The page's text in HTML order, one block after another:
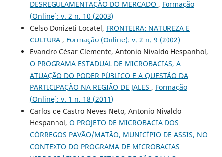
DESREGULAMENTAÇÃO DO MERCADO , Formação
(Online): v. 2 n. 10 (2003)
Celso Donizeti Locatel, FRONTEIRA: NATUREZA E
CULTURA , Formação (Online): v. 2 n. 9 (2002)
Evandro César Clemente, Antonio Nivaldo Hespanhol,
O PROGRAMA ESTADUAL DE MICROBACIAS, A
ATUAÇÃO DO PODER PÚBLICO E A QUESTÃO DA
PARTICIPAÇÃO NA REGIÃO DE JALES , Formação
(Online): v. 1 n. 18 (2011)
Carlos de Castro Neves Neto, Antonio Nivaldo
Hespanhol, O PROJETO DE MICROBACIA DOS
CÓRREGOS PAVÃO/MATÃO, MUNICÍPIO DE ASSIS, NO
CONTEXTO DO PROGRAMA DE MICROBACIAS